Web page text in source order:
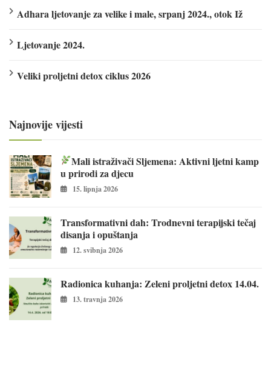
Adhara ljetovanje za velike i male, srpanj 2024., otok Iž
Ljetovanje 2024.
Veliki proljetni detox ciklus 2026
Najnovije vijesti
Mali istraživači Sljemena: Aktivni ljetni kamp
u prirodi za djecu
15. lipnja 2026
Transformativni dah: Trodnevni terapijski tečaj
disanja i opuštanja
12. svibnja 2026
Radionica kuhanja: Zeleni proljetni detox 14.04.
13. travnja 2026